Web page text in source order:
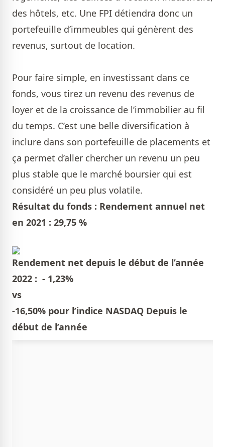
des hôtels, etc. Une FPI détiendra donc un
portefeuille d’immeubles qui génèrent des
revenus, surtout de location.
Pour faire simple, en investissant dans ce
fonds, vous tirez un revenu des revenus de
loyer et de la croissance de l’immobilier au fil
du temps. C’est une belle diversification à
inclure dans son portefeuille de placements et
ça permet d’aller chercher un revenu un peu
plus stable que le marché boursier qui est
considéré un peu plus volatile.
Résultat du fonds : Rendement annuel net
en 2021 : 29,75 %
Rendement net depuis le début de l’année
2022 : - 1,23%
vs
-16,50% pour l’indice NASDAQ Depuis le
début de l’année